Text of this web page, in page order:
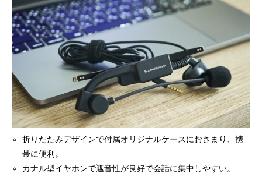
折りたたみデザインで付属オリジナルケースにおさまり、携
帯に便利。
カナル型イヤホンで遮音性が良好で会話に集中しやすい。